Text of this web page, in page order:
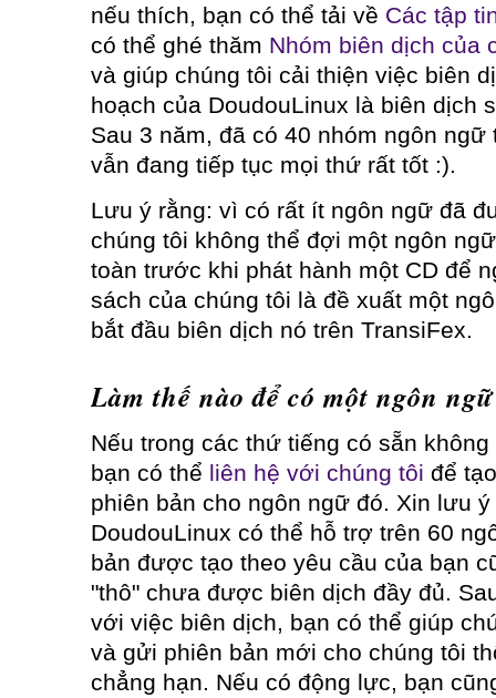
nếu thích, bạn có thể tải về Các tập
có thể ghé thăm Nhóm biên dịch của
và giúp chúng tôi cải thiện việc biên
hoạch của DoudouLinux là biên dịch
Sau 3 năm, đã có 40 nhóm ngôn ngữ
vẫn đang tiếp tục mọi thứ rất tốt :).
Lưu ý rằng: vì có rất ít ngôn ngữ đã
chúng tôi không thể đợi một ngôn
toàn trước khi phát hành một CD để
sách của chúng tôi là đề xuất một
bắt đầu biên dịch nó trên TransiFex.
Làm thế nào để có một ngôn
Nếu trong các thứ tiếng có sẵn
bạn có thể liên hệ với chúng tôi để
phiên bản cho ngôn ngữ đó. Xin lưu
DoudouLinux có thể hỗ trợ trên 60
bản được tạo theo yêu cầu của bạn
"thô" chưa được biên dịch đầy đủ.
với việc biên dịch, bạn có thể giúp
và gửi phiên bản mới cho chúng tôi
chẳng hạn. Nếu có động lực, bạn